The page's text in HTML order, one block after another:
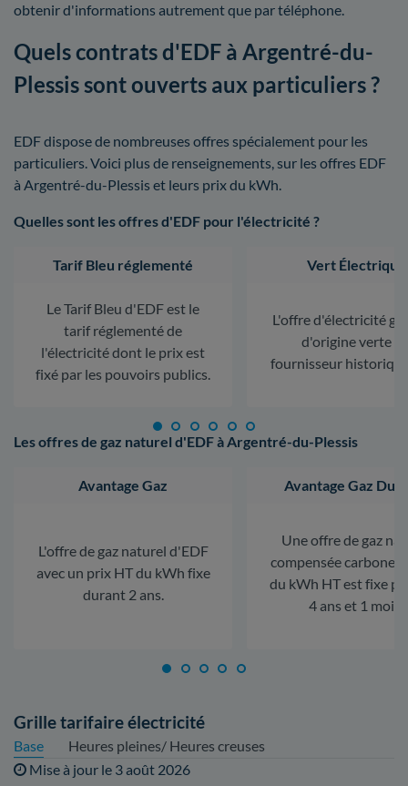
obtenir d'informations autrement que par téléphone.
Quels contrats d'EDF à Argentré-du-
Plessis sont ouverts aux particuliers ?
EDF dispose de nombreuses offres spécialement pour les
particuliers. Voici plus de renseignements, sur les offres EDF
à Argentré-du-Plessis et leurs prix du kWh.
Quelles sont les offres d'EDF pour l'électricité ?
Tarif Bleu réglementé
Le Tarif Bleu d'EDF est le
tarif réglementé de
l'électricité dont le prix est
fixé par les pouvoirs publics.
Vert Électrique
L'offre d'électricité
d'origine verte
fournisseur
Les offres de gaz naturel d'EDF à Argentré-du-Plessis
Avantage Gaz
L'offre de gaz naturel d'EDF
avec un prix HT du kWh fixe
durant 2 ans.
Avantage Gaz
Une offre de gaz
compensée carbone.
du kWh HT est fixe
4 ans et 1 mois.
Grille tarifaire électricité
Base
Heures pleines/ Heures creuses
Mise à jour le 3 août 2026